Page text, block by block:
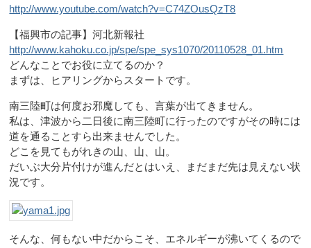
http://www.youtube.com/watch?v=C74ZOusQzT8
【福興市の記事】河北新報社
http://www.kahoku.co.jp/spe/spe_sys1070/20110528_01.htm
どんなことでお役に立てるのか？
まずは、ヒアリングからスタートです。
南三陸町は何度お邪魔しても、言葉が出てきません。
私は、津波から二日後に南三陸町に行ったのですがその時には
道を通ることすら出来ませんでした。
どこを見てもがれきの山、山、山。
だいぶ大分片付けが進んだとはいえ、まだまだ先は見えない状
況です。
そんな、何もない中だからこそ、エネルギーが沸いてくるので